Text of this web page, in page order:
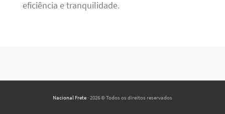
eficiência e tranquilidade.
Nacional Frete · 2026 © Todos os direitos reservados